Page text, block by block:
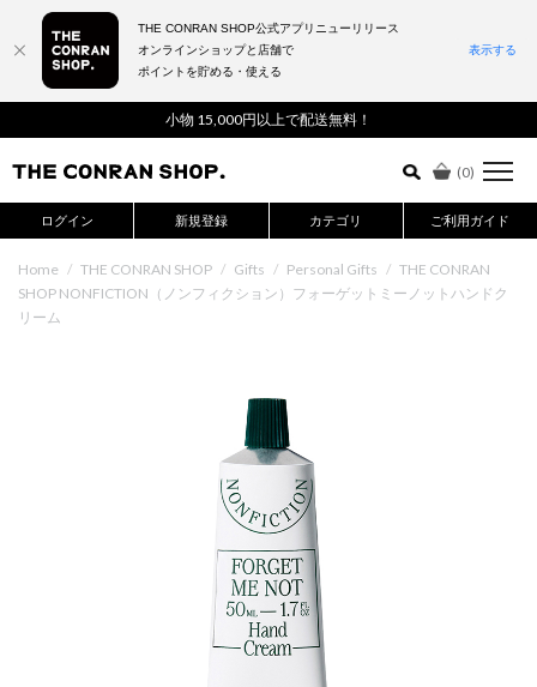
小物 15,000円以上で配送無料！
(0)
ログイン 新規登録 カテゴリ ご利用ガイド
詳細検索はこちら
Home / THE CONRAN SHOP / Gifts / Personal Gifts / THE CONRAN
SHOP NONFICTION（ノンフィクション）フォーゲットミーノットハンドク
リーム
THE CONRAN SHOP公式アプリニューリリース
オンラインショップと店舗で
ポイントを貯める・使える
表示する